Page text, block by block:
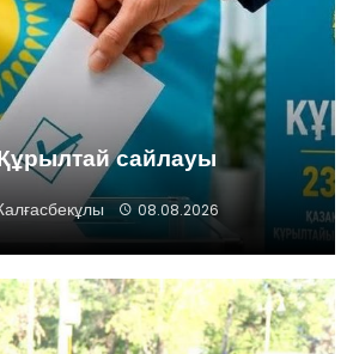
сайлауы
08.08.2026